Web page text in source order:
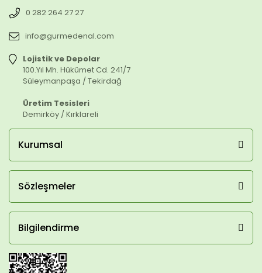
0 282 264 27 27
info@gurmedenal.com
Lojistik ve Depolar
100.Yıl Mh. Hükümet Cd. 241/7
Süleymanpaşa / Tekirdağ
Üretim Tesisleri
Demirköy / Kırklareli
Kurumsal
Sözleşmeler
Bilgilendirme